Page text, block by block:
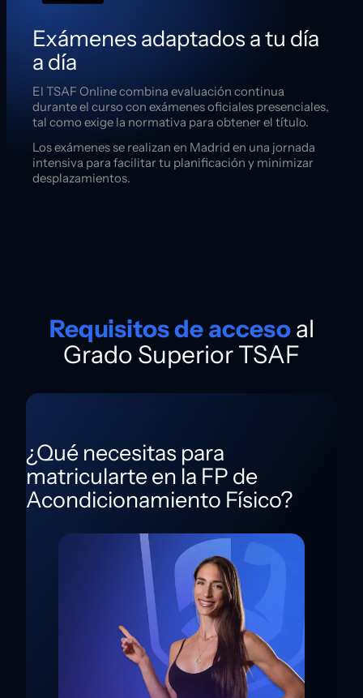
Exámenes adaptados a tu día
a día
El TSAF Online combina evaluación continua
durante el curso con exámenes oficiales presenciales,
tal como exige la normativa para obtener el título.
Los exámenes se realizan en Madrid en una jornada
intensiva para facilitar tu planificación y minimizar
desplazamientos.
Requisitos de accesoal
Grado Superior TSAF
¿Qué necesitas para
matricularte en la FP de
Acondicionamiento Físico?